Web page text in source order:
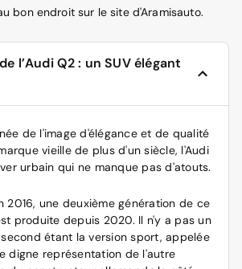
bon endroit sur le site d'Aramisauto.
l’Audi Q2 : un SUV élégant
de l'image d'élégance et de qualité
vieille de plus d'un siècle, l'Audi
urbain qui ne manque pas d'atouts.
2016, une deuxième génération de ce
produite depuis 2020. Il n'y a pas un
étant la version sport, appelée
digne représentation de l'autre